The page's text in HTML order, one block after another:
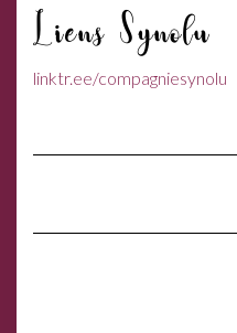
Liens Synolu
linktr.ee/compagniesynolu